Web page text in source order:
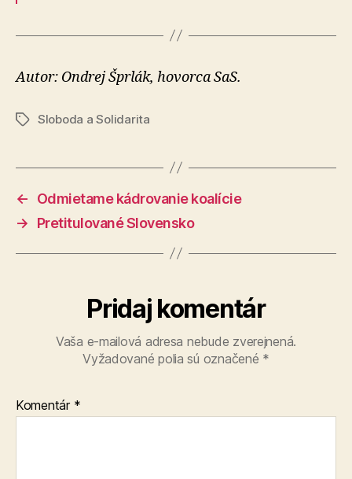
Autor: Ondrej Šprlák, hovorca SaS.
ZnačkySloboda a Solidarita
←
Odmietame kádrovanie koalície
→
Pretitulované Slovensko
Pridaj komentár
Vaša e-mailová adresa nebude zverejnená.
Vyžadované polia sú označené *
Komentár *